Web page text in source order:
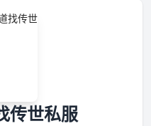
传世私服